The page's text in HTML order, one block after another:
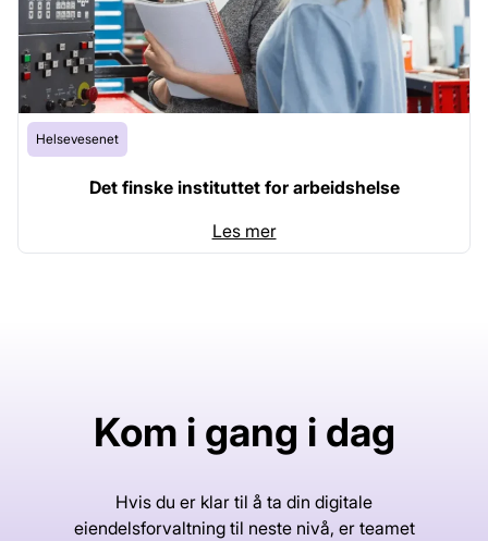
Helsevesenet
Det finske instituttet for arbeidshelse
Les mer
Kom i gang i dag
Hvis du er klar til å ta din digitale
eiendelsforvaltning til neste nivå, er teamet